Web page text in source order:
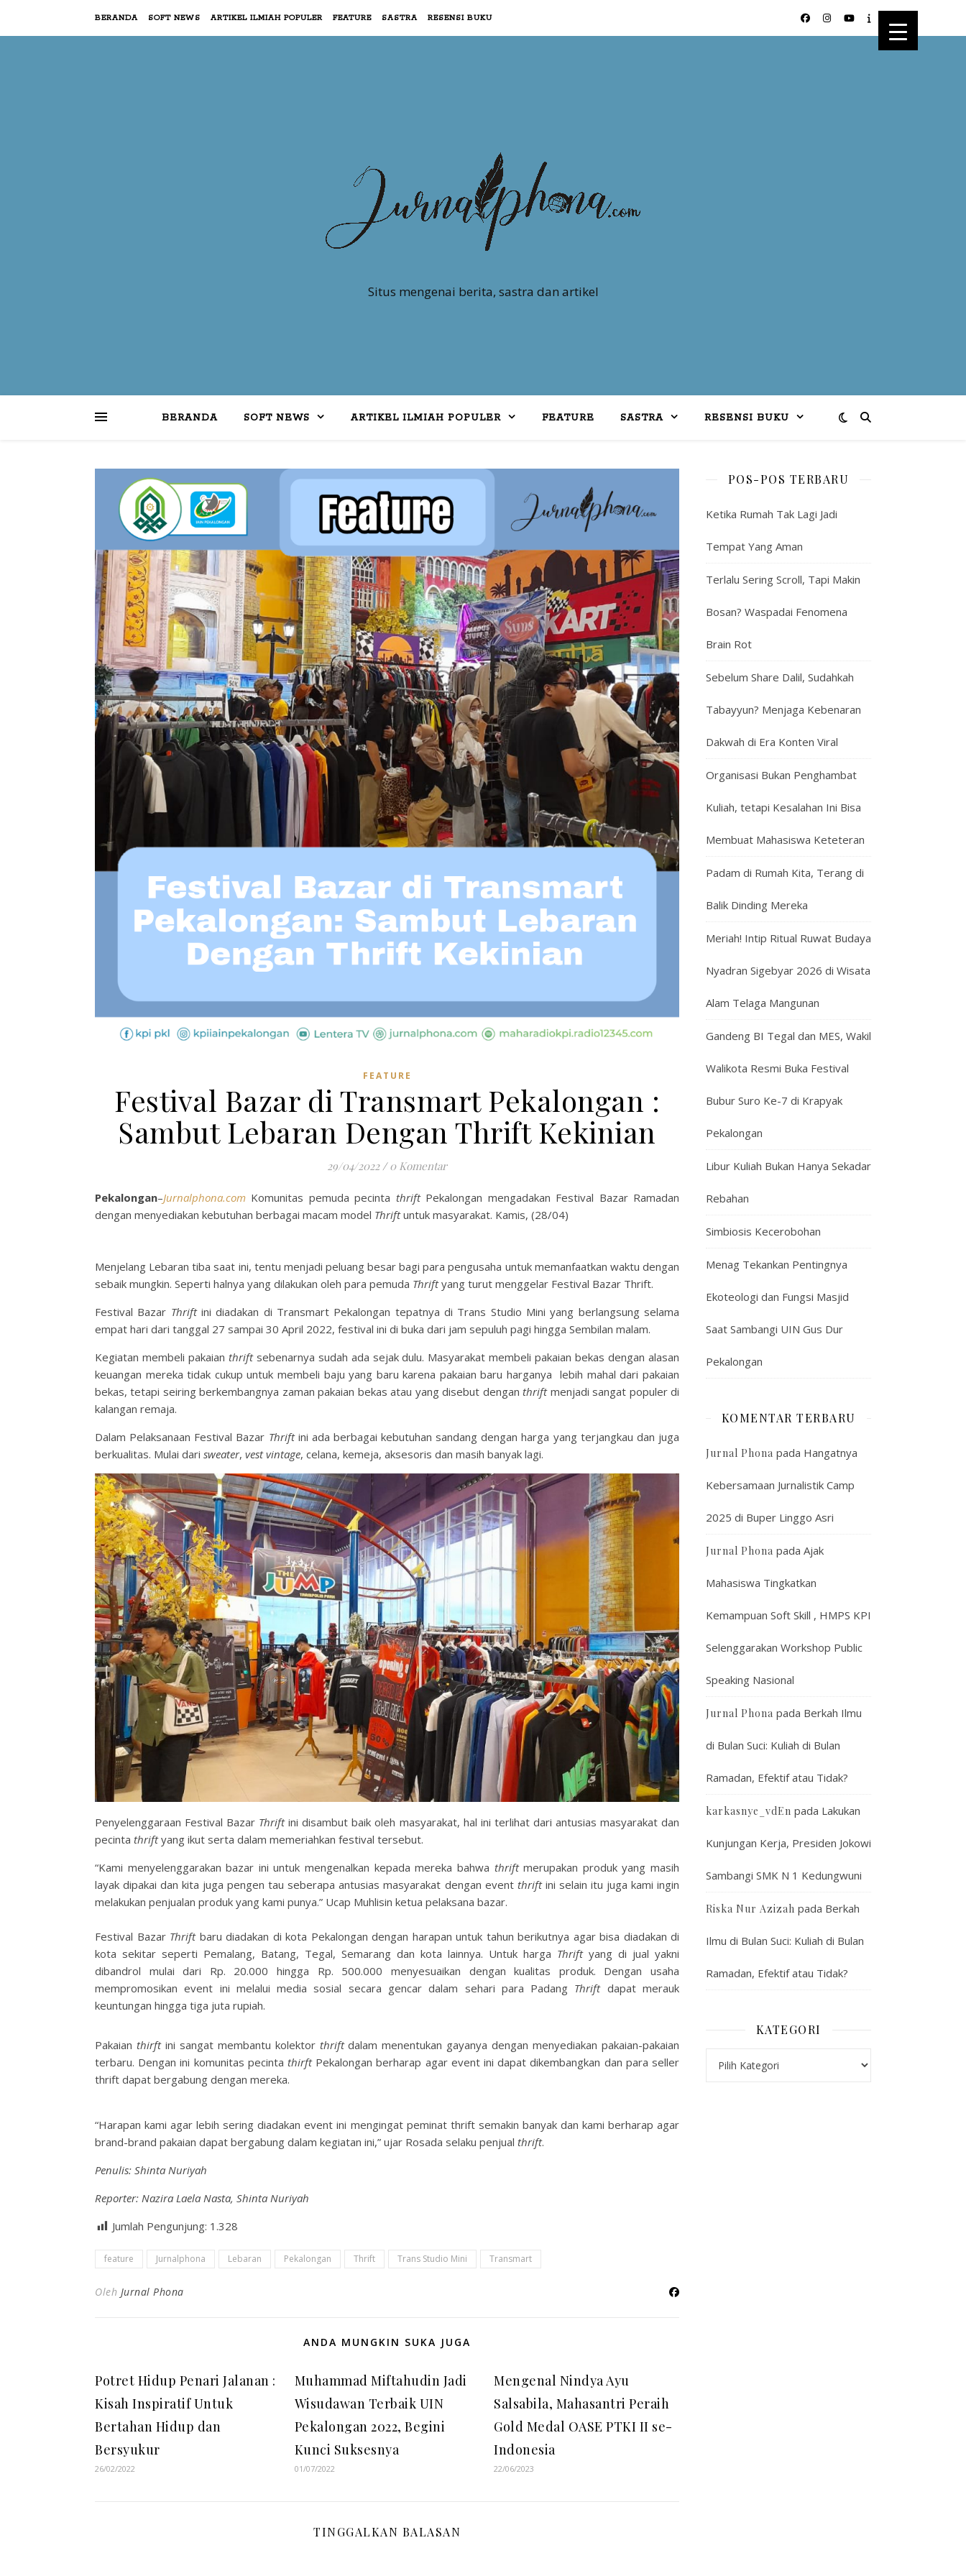
BERANDA SOFT NEWS ARTIKEL ILMIAH POPULER FEATURE SASTRA RESENSI BUKU
Situs mengenai berita, sastra dan artikel
BERANDA SOFT NEWS ARTIKEL ILMIAH POPULER FEATURE SASTRA RESENSI BUKU
FEATURE
Festival Bazar di Transmart Pekalongan :
Sambut Lebaran Dengan Thrift Kekinian
29/04/2022 / 0 Komentar
Pekalongan–Jurnalphona.com Komunitas pemuda pecinta thriftPekalongan mengadakan Festival Bazar Ramadan
dengan menyediakan kebutuhan berbagai macam model Thriftuntuk masyarakat. Kamis, (28/04)
Menjelang Lebaran tiba saat ini, tentu menjadi peluang besar bagi para pengusaha untuk memanfaatkan waktu dengan
sebaik mungkin. Seperti halnya yang dilakukan oleh para pemuda Thriftyang turut menggelar Festival Bazar Thrift.
Festival Bazar Thriftini diadakan di Transmart Pekalongan tepatnya di Trans Studio Mini yang berlangsung selama
empat hari dari tanggal 27 sampai 30 April 2022, festival ini di buka dari jam sepuluh pagi hingga Sembilan malam.
Kegiatan membeli pakaian thriftsebenarnya sudah ada sejak dulu. Masyarakat membeli pakaian bekas dengan alasan
keuangan mereka tidak cukup untuk membeli baju yang baru karena pakaian baru harganya lebih mahal dari pakaian
bekas, tetapi seiring berkembangnya zaman pakaian bekas atau yang disebut denganthriftmenjadi sangat populer di
kalangan remaja.
Dalam Pelaksanaan Festival Bazar Thriftini ada berbagai kebutuhan sandang dengan harga yang terjangkau dan juga
berkualitas. Mulai dari sweater, vest vintage, celana, kemeja, aksesoris dan masih banyak lagi.
Penyelenggaraan Festival Bazar Thriftini disambut baik oleh masyarakat, hal ini terlihat dari antusias masyarakat dan
pecinta thriftyang ikut serta dalam memeriahkan festival tersebut.
“Kami menyelenggarakan bazar ini untuk mengenalkan kepada mereka bahwa thriftmerupakan produk yang masih
layak dipakai dan kita juga pengen tau seberapa antusias masyarakat dengan event thriftini selain itu juga kami ingin
melakukan penjualan produk yang kami punya.” Ucap Muhlisin ketua pelaksana bazar.
Festival Bazar Thriftbaru diadakan di kota Pekalongan dengan harapan untuk tahun berikutnya agar bisa diadakan di
kota sekitar seperti Pemalang, Batang, Tegal, Semarang dan kota lainnya. Untuk harga Thriftyang di jual yakni
dibandrol mulai dari Rp. 20.000 hingga Rp. 500.000 menyesuaikan dengan kualitas produk. Dengan usaha
mempromosikan event ini melalui media sosial secara gencar dalam sehari para Padang Thriftdapat merauk
keuntungan hingga tiga juta rupiah.
Pakaian thirftini sangat membantu kolektor thriftdalam menentukan gayanya dengan menyediakan pakaian-pakaian
terbaru. Dengan ini komunitas pecinta thirftPekalongan berharap agar event ini dapat dikembangkan dan para seller
thrift dapat bergabung dengan mereka.
“Harapan kami agar lebih sering diadakan event ini mengingat peminat thrift semakin banyak dan kami berharap agar
brand-brand pakaian dapat bergabung dalam kegiatan ini,” ujar Rosada selaku penjual thrift.
Penulis: Shinta Nuriyah
Reporter: Nazira Laela Nasta, Shinta Nuriyah
Jumlah Pengunjung: 1.328
feature Jurnalphona Lebaran Pekalongan Thrift Trans Studio Mini Transmart
Oleh Jurnal Phona
ANDA MUNGKIN SUKA JUGA
Potret Hidup Penari Jalanan :
Kisah Inspiratif Untuk
Bertahan Hidup dan
Bersyukur
26/02/2022
Muhammad Miftahudin Jadi
Wisudawan Terbaik UIN
Pekalongan 2022, Begini
Kunci Suksesnya
01/07/2022
Mengenal Nindya Ayu
Salsabila, Mahasantri Peraih
Gold Medal OASE PTKI II se-
Indonesia
22/06/2023
TINGGALKAN BALASAN
POS-POS TERBARU
Ketika Rumah Tak Lagi Jadi
Tempat Yang Aman
Terlalu Sering Scroll, Tapi Makin
Bosan? Waspadai Fenomena
Brain Rot
Sebelum Share Dalil, Sudahkah
Tabayyun? Menjaga Kebenaran
Dakwah di Era Konten Viral
Organisasi Bukan Penghambat
Kuliah, tetapi Kesalahan Ini Bisa
Membuat Mahasiswa Keteteran
Padam di Rumah Kita, Terang di
Balik Dinding Mereka
Meriah! Intip Ritual Ruwat Budaya
Nyadran Sigebyar 2026 di Wisata
Alam Telaga Mangunan
Gandeng BI Tegal dan MES, Wakil
Walikota Resmi Buka Festival
Bubur Suro Ke-7 di Krapyak
Pekalongan
Libur Kuliah Bukan Hanya Sekadar
Rebahan
Simbiosis Kecerobohan
Menag Tekankan Pentingnya
Ekoteologi dan Fungsi Masjid
Saat Sambangi UIN Gus Dur
Pekalongan
KOMENTAR TERBARU
Jurnal Phona pada Hangatnya
Kebersamaan Jurnalistik Camp
2025 di Buper Linggo Asri
Jurnal Phona pada Ajak
Mahasiswa Tingkatkan
Kemampuan Soft Skill , HMPS KPI
Selenggarakan Workshop Public
Speaking Nasional
Jurnal Phona pada Berkah Ilmu
di Bulan Suci: Kuliah di Bulan
Ramadan, Efektif atau Tidak?
karkasnye_vdEn pada Lakukan
Kunjungan Kerja, Presiden Jokowi
Sambangi SMK N 1 Kedungwuni
Riska Nur Azizah pada Berkah
Ilmu di Bulan Suci: Kuliah di Bulan
Ramadan, Efektif atau Tidak?
KATEGORI